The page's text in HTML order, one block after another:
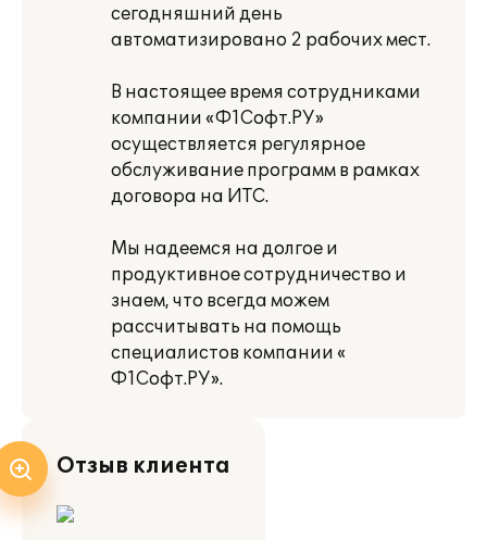
сегодняшний день
автоматизировано 2 рабочих мест.
В настоящее время сотрудниками
компании «Ф1Cофт.РУ»
осуществляется регулярное
обслуживание программ в рамках
договора на ИТС.
Мы надеемся на долгое и
продуктивное сотрудничество и
знаем, что всегда можем
рассчитывать на помощь
специалистов компании «
Ф1Cофт.РУ».
Отзыв клиента